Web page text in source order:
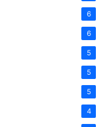
6
6
5
5
5
4